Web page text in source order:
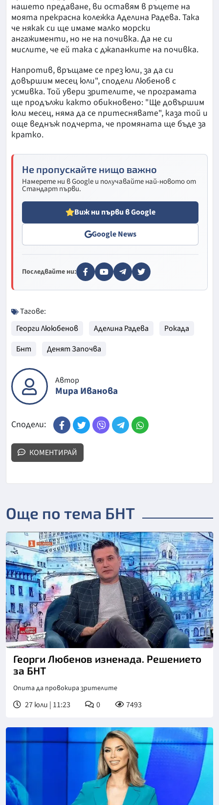
нашето предаване, ви оставям в ръцете на
моята прекрасна колежка Аделина Радева. Така
че някак си ще имаме малко морски
ангажименти, но не на почивка. Да не си
мислите, че ей така с джапанките на почивка.
Напротив, връщаме се през юли, за да си
довършим месец юли", сподели Любенов с
усмивка. Той увери зрителите, че програмата
ще продължи както обикновено: "Ще довършим
юли месец, няма да се притеснявате", каза той и
още веднъж подчерта, че промяната ще бъде за
кратко.
Не пропускайте нищо важно
Намерете ни в Google и получавайте най-новото от
Стандарт първи.
Виж ни първи в Google
Google News
Последвайте ни:
Тагове:
Георги Лююбенов
Аделина Радева
Рокада
Бнт
Денят Започва
Автор
Мира Иванова
Сподели:
КОМЕНТИРАЙ
Още по тема БНТ
Георги Любенов изненада. Решението
за БНТ
Опита да провокира зрителите
27 юли | 11:23 0 7493